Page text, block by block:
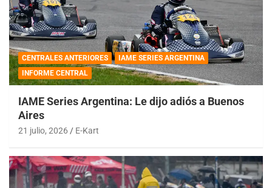
CENTRALES ANTERIORES
IAME SERIES ARGENTINA
INFORME CENTRAL
IAME Series Argentina: Le dijo adiós a Buenos
Aires
21 julio, 2026 E-Kart